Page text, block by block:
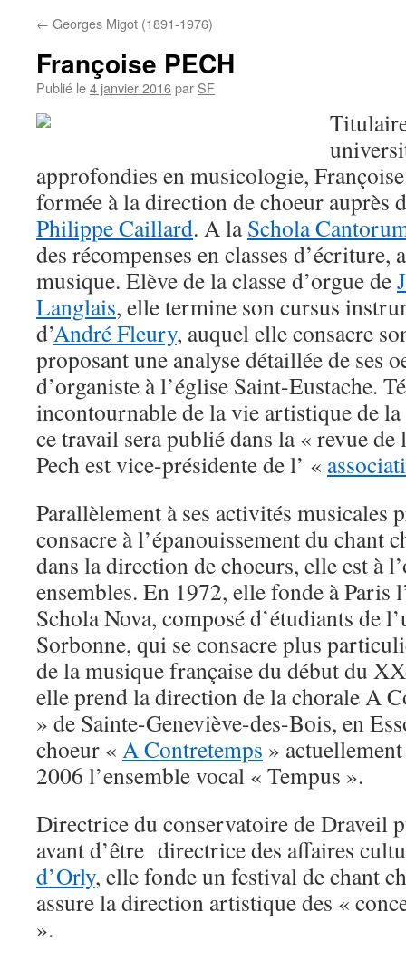
← Georges Migot (1891-1976)
Françoise PECH
Publié le4 janvier 2016par SF
approfondies en musicologie,
formée à la direction de choeur auprès
Philippe Caillard. A laSchola
des récompenses en classes d’écriture,
musique. Elève de la classe d’orgue de
Langlais, elle termine son cursus
d’André Fleury, auquel elle consacre
proposant une analyse détaillée de ses
d’organiste à l’église Saint-Eustache.
incontournable de la vie artistique de
ce travail sera publié dans la « revue de
Pech est vice-présidente de l’ «
Parallèlement à ses activités musicales
consacre à l’épanouissement du chant
dans la direction de choeurs, elle est à
ensembles. En 1972, elle fonde à Paris
Schola Nova, composé d’étudiants de
Sorbonne, qui se consacre plus
de la musique française du début du
elle prend la direction de la chorale A
» de Sainte-Geneviève-des-Bois, en
choeur « A Contretemps »
2006 l’ensemble vocal « Tempus ».
Directrice du conservatoire de Draveil
avant d’être directrice des affaires
d’Orly, elle fonde un festival de chant
assure la direction artistique des «
».